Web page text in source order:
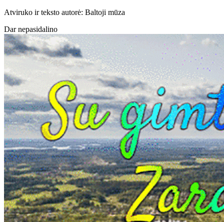
Atviruko ir teksto autorė: Baltoji mūza
Dar nepasidalino